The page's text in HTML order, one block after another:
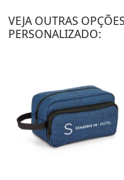
VEJA OUTRAS
PERSONALIZADO: